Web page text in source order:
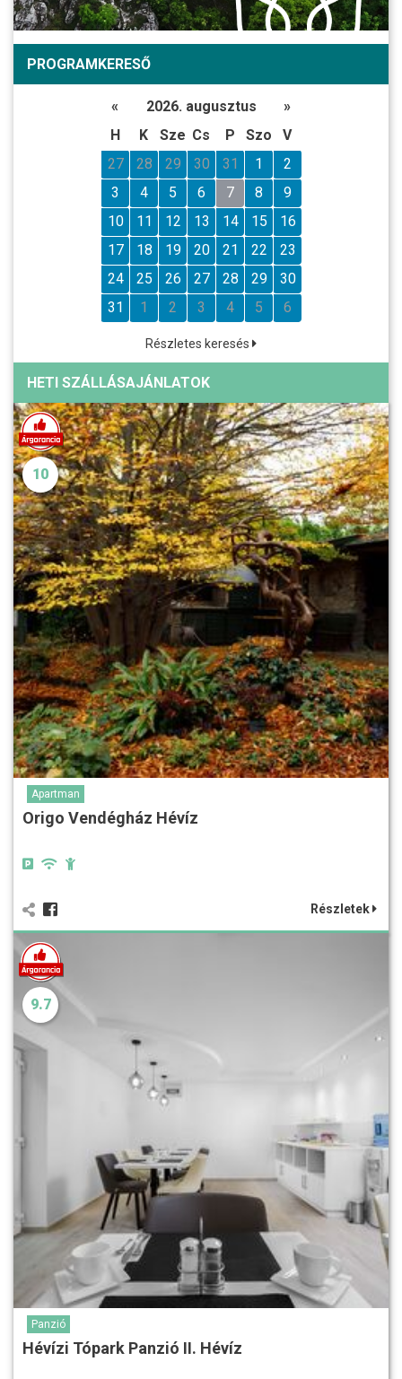
PROGRAMKERESŐ
« 2026. augusztus
»
H
K Sze Cs P Szo
V
27
28 29 30 31 1
2
3
4 5 6 7 8
9
10
11 12 13 14 15
16
17
18 19 20 21 22
23
24
25 26 27 28 29
30
31
1 2 3 4 5 6
Részletes keresés
HETI SZÁLLÁSAJÁNLATOK
10
Apartman
Origo Vendégház Hévíz
Részletek
9.7
Panzió
Hévízi Tópark Panzió II. Hévíz